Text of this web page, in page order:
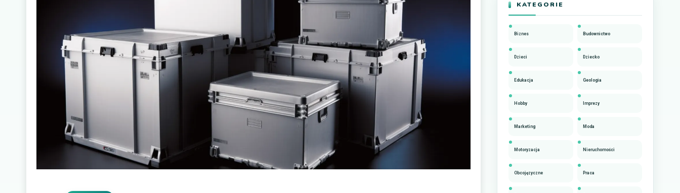
KATEGORIE
Biznes Budownictwo
Dzieci Dziecko
Edukacja Geologia
Hobby Imprezy
Marketing Moda
Motoryzacja Nieruchomości
Obcojęzyczne Praca